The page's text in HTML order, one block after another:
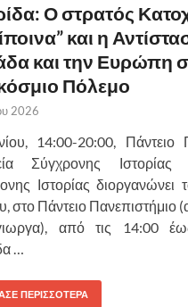
Ο στρατός
και η
και την Ευρώπη
Πόλεμο
2026
14:00-20:00, Πάντειο
Σύγχρονης
Ιστορίας διοργανώνει
στο Πάντειο Πανεπιστήμιο
από τις 14:00
…
ΠΕΡΙΣΣΟΤΕΡΑ